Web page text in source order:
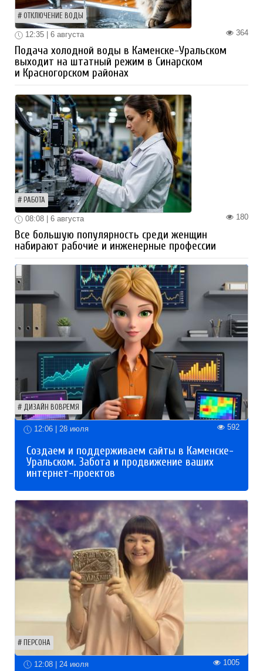
ОТКЛЮЧЕНИЕ ВОДЫ
364
12:35 | 6 августа
Подача холодной воды в Каменске-Уральском
выходит на штатный режим в Синарском
и Красногорском районах
РАБОТА
180
08:08 | 6 августа
Все большую популярность среди женщин
набирают рабочие и инженерные профессии
ДИЗАЙН ВОВРЕМЯ
12:06 | 28 июля 592
Создаем и поддерживаем сайты в Каменске-
Уральском. Забота и продвижение ваших
интернет-проектов
ПЕРСОНА
12:08 | 24 июля 1005